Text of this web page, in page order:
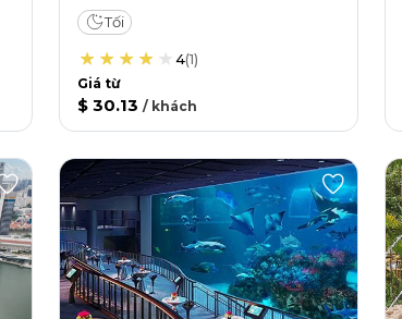
Tối
4(1)
Giá từ
$ 30.13 / khách